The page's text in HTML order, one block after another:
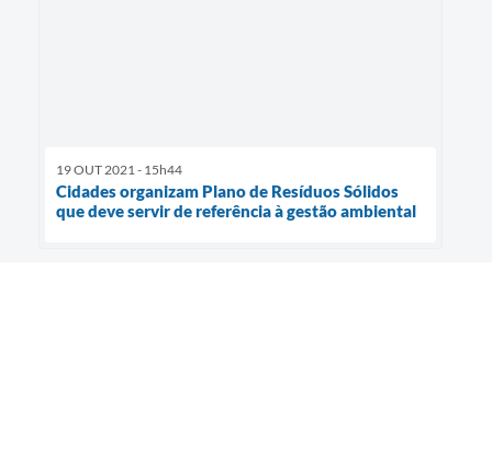
19 OUT 2021 - 15h44
Cidades organizam Plano de Resíduos Sólidos
que deve servir de referência à gestão ambiental